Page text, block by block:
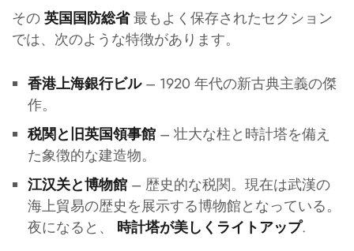
その 英国国防総省最もよく保存されたセクション
では、次のような特徴があります。
香港上海銀行ビル– 1920 年代の新古典主義の傑
作。
税関と旧英国領事館– 壮大な柱と時計塔を備え
た象徴的な建造物。
江汉关と博物館– 歴史的な税関。現在は武漢の
海上貿易の歴史を展示する博物館となっている。
夜になると、
時計塔が美しくライトアップ.